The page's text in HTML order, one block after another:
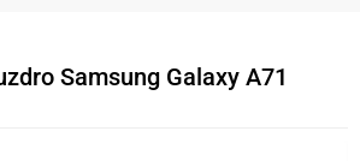
Samsung Galaxy A71